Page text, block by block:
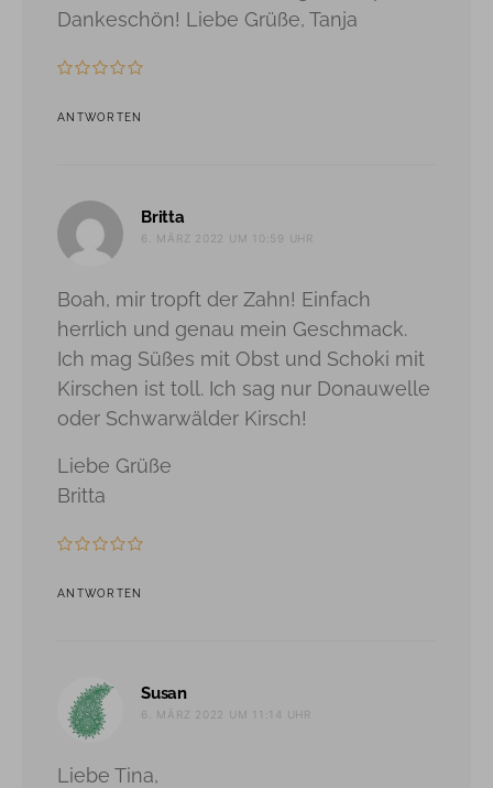
Dankeschön! Liebe Grüße, Tanja
ANTWORTEN
Britta
6. MÄRZ 2022 UM 10:59 UHR
Boah, mir tropft der Zahn! Einfach
herrlich und genau mein Geschmack.
Ich mag Süßes mit Obst und Schoki mit
Kirschen ist toll. Ich sag nur Donauwelle
oder Schwarwälder Kirsch!
Liebe Grüße
Britta
ANTWORTEN
Susan
6. MÄRZ 2022 UM 11:14 UHR
Liebe Tina,